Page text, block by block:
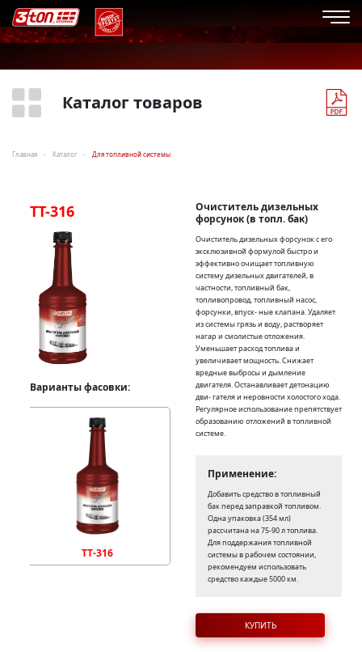
Каталог товаров
Главная Каталог Для топливной системы
TT-316
Варианты фасовки:
TT-316
Очиститель дизельных
форсунок (в топл. бак)
Очиститель дизельных форсунок с его
эксклюзивной формулой быстро и
эффективно очищает топливную
систему дизельных двигателей, в
частности, топливный бак,
топливопровод, топливный насос,
форсунки, впуск- ные клапана. Удаляет
из системы грязь и воду, растворяет
нагар и смолистые отложения.
Уменьшает расход топлива и
увеличивает мощность. Снижает
вредные выбросы и дымление
двигателя. Останавливает детонацию
дви- гателя и неровности холостого хода.
Регулярное использование препятствует
образованию отложений в топливной
системе.
Применение:
Добавить средство в топливный
бак перед заправкой топливом.
Одна упаковка (354 мл)
рассчитана на 75-90 л топлива.
Для поддержания топливной
системы в рабочем состоянии,
рекомендуем использовать
средство каждые 5000 км.
КУПИТЬ